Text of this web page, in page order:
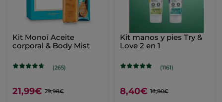
Kit Monoï Aceite
corporal & Body Mist
(265)
21,99€ 29,98€
Kit manos y pies Try &
Love 2 en 1
(1161)
8,40€ 16,80€